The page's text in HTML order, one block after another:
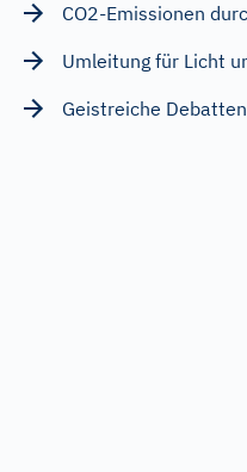
CO2-Emissionen
Umleitung für Licht
Geistreiche